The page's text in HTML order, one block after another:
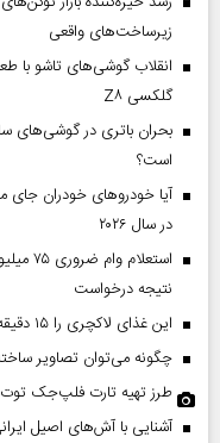
زیرساخت‌های واقعی
انقلاب گوشی‌های تاشو‌ با
گلکسی Z۸
است؟
آیا خودروهای خودران
در سال ۲۰۲۶
نتیجه درخواست
این غذای لاکچری را ۱۵ دقیقه‌ای آماده کنید
چگونه می‌توان تصاویر
طرز تهیه تارت فلپ‌جک
آشنایی با آش‌های اصیل